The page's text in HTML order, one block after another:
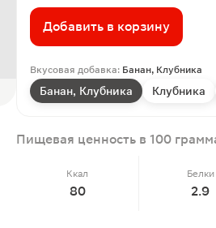
Добавить в корзину
Вкусовая добавка: Банан, Клубника
Банан, Клубника Клубника
Пищевая ценность в 100
Ккал
80
Белки
2.9